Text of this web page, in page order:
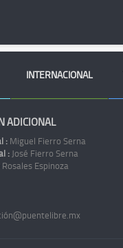
INTERNACIONAL
ADICIONAL
: Miguel Fierro Serna
: José Fierro Serna
Espinoza